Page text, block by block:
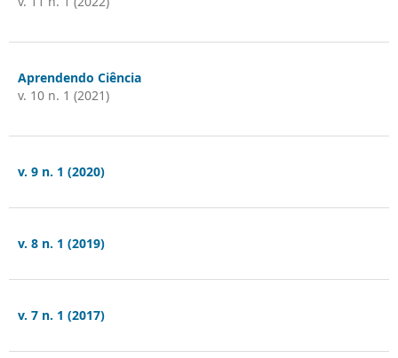
Aprendendo Ciência
v. 10 n. 1 (2021)
v. 9 n. 1 (2020)
v. 8 n. 1 (2019)
v. 7 n. 1 (2017)